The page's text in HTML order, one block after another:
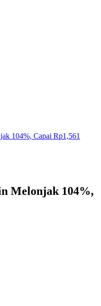
104%, Capai Rp1,561
Melonjak 104%,